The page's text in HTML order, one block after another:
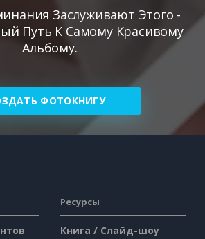
Заслуживают Этого -
Путь К Самому Красивому
Альбому.
ФОТОКНИГУ
Ресурсы
Книга / Слайд-шоу